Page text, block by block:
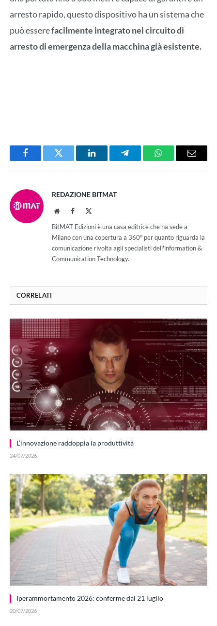
arresto rapido, questo dispositivo ha un sistema che
può esserefacilmente integrato nel circuito di
arresto di emergenza della macchina già esistente.
FacebookTwitter LinkedInTelegramWhatsAppEmail
REDAZIONE BITMAT
WebsiteFacebook
BitMAT Edizioni è una casa editrice che ha sede a
Milano con una copertura a 360° per quanto riguarda la
comunicazione rivolta agli specialisti dell'lnformation &
Communication Technology.
CORRELATI
L’innovazione raddoppia la produttività
24/07/2026
Iperammortamento 2026: conferme dal 21 luglio
20/07/2026